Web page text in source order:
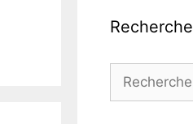
Recherche
Rechercher :